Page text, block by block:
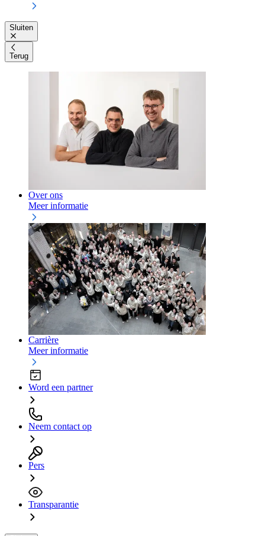
Sluiten
Terug
Over ons
Meer informatie
Carrière
Meer informatie
Word een partner
Neem contact op
Pers
Transparantie